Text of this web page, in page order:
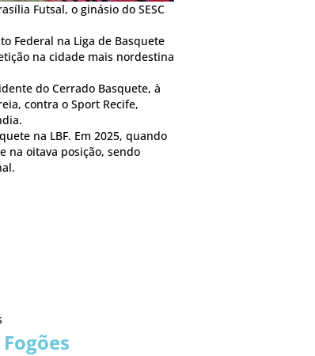
Futsal, o ginásio do SESC
Federal na Liga de Basquete
na cidade mais nordestina
do Cerrado Basquete, à
contra o Sport Recife,
na LBF. Em 2025, quando
na oitava posição, sendo